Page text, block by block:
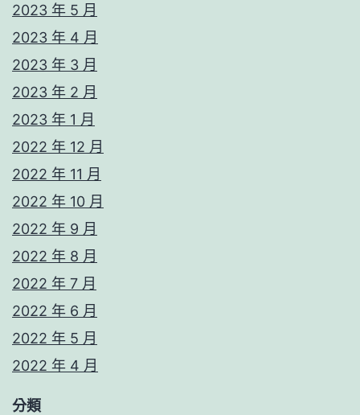
2023 年 5 月
2023 年 4 月
2023 年 3 月
2023 年 2 月
2023 年 1 月
2022 年 12 月
2022 年 11 月
2022 年 10 月
2022 年 9 月
2022 年 8 月
2022 年 7 月
2022 年 6 月
2022 年 5 月
2022 年 4 月
分類